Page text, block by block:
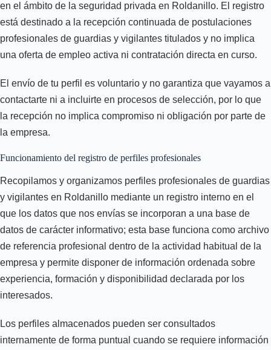
en el ámbito de la seguridad privada en Roldanillo. El registro
está destinado a la recepción continuada de postulaciones
profesionales de guardias y vigilantes titulados y no implica
una oferta de empleo activa ni contratación directa en curso.
El envío de tu perfil es voluntario y no garantiza que vayamos a
contactarte ni a incluirte en procesos de selección, por lo que
la recepción no implica compromiso ni obligación por parte de
la empresa.
Funcionamiento del registro de perfiles profesionales
Recopilamos y organizamos perfiles profesionales de guardias
y vigilantes en Roldanillo mediante un registro interno en el
que los datos que nos envías se incorporan a una base de
datos de carácter informativo; esta base funciona como archivo
de referencia profesional dentro de la actividad habitual de la
empresa y permite disponer de información ordenada sobre
experiencia, formación y disponibilidad declarada por los
interesados.
Los perfiles almacenados pueden ser consultados
internamente de forma puntual cuando se requiere información